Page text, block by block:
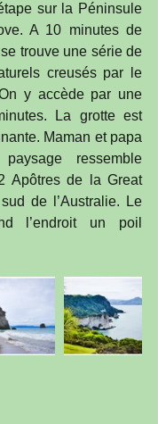
sur la Péninsule
A 10 minutes de
trouve une série de
creusés par le
y accède par une
La grotte est
Maman et papa
ressemble
Apôtres de la Great
de l’Australie. Le
l’endroit un poil